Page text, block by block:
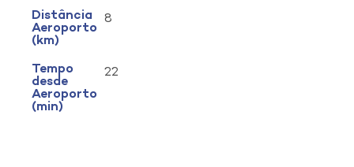
Distância
Aeroporto
(km)
8
Tempo
desde
Aeroporto
(min)
22